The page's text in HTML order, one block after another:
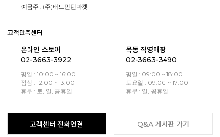
예금주 : (주)배드민턴마켓
고객만족센터
온라인 스토어
02-3663-3922
평일 : 10:00 ~ 16:00
점심 : 12:00 ~ 13:00
휴무 : 토, 일, 공휴일
목동 직영매장
02-3663-3490
평일 : 09:00 ~ 18:00
토요일 : 09:00 ~ 17:00
휴무 : 일, 공휴일
고객센터 전화연결 Q&A 게시판 가기